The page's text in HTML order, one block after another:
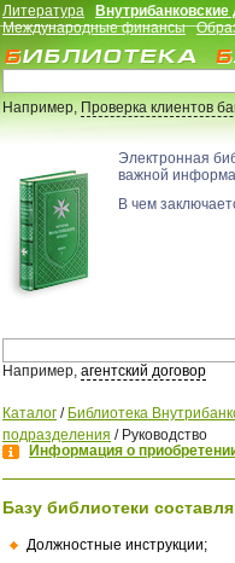
Литература
Международные финансы
Например,Проверка клиентов
Электронная
важной
В чем
Например, агентский договор
Каталог / Библиотека
подразделения / Руководство
Информация о
Базу библиотеки
Должностные инструкции;